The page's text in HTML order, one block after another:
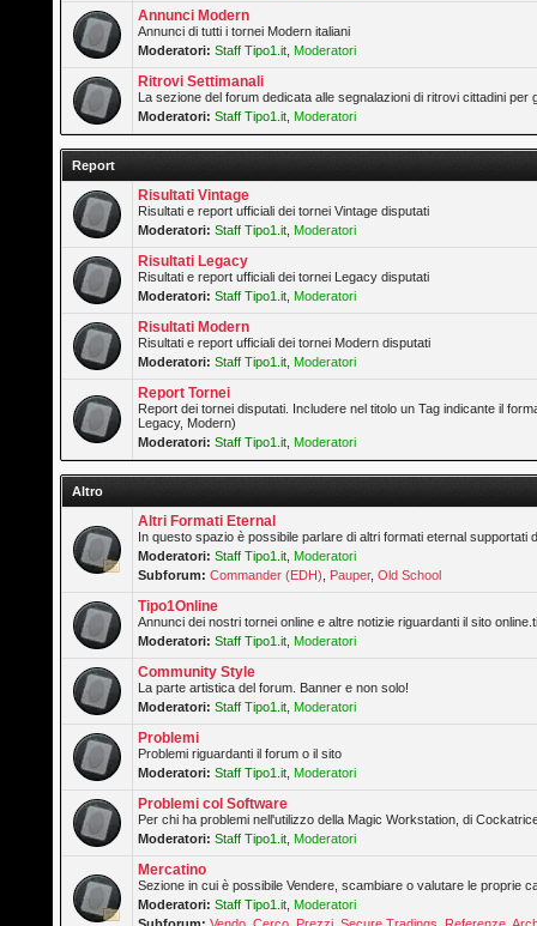
Annunci Modern
Annunci di tutti i tornei Modern italiani
Moderatori: Staff Tipo1.it Moderatori
Ritrovi Settimanali
La sezione del forum dedicata alle segnalazioni di ritrovi cittadini per
Moderatori: Staff Tipo1.it Moderatori
Report
Risultati Vintage
Risultati e report ufficiali dei tornei Vintage disputati
Moderatori: Staff Tipo1.it Moderatori
Risultati Legacy
Risultati e report ufficiali dei tornei Legacy disputati
Moderatori: Staff Tipo1.it Moderatori
Risultati Modern
Risultati e report ufficiali dei tornei Modern disputati
Moderatori: Staff Tipo1.it Moderatori
Report Tornei
Report dei tornei disputati. Includere nel titolo un Tag indicante il
Legacy, Modern)
Moderatori: Staff Tipo1.it Moderatori
Altro
Altri Formati Eternal
In questo spazio è possibile parlare di altri formati eternal supportati
Moderatori: Staff Tipo1.it Moderatori
Subforum:Commander (EDH) Pauper,Old School
Tipo1Online
Annunci dei nostri tornei online e altre notizie riguardanti il sito
Moderatori: Staff Tipo1.it Moderatori
Community Style
La parte artistica del forum. Banner e non solo!
Moderatori: Staff Tipo1.it Moderatori
Problemi
Problemi riguardanti il forum o il sito
Moderatori: Staff Tipo1.it Moderatori
Problemi col Software
Per chi ha problemi nell'utilizzo della Magic Workstation, di
Moderatori: Staff Tipo1.it Moderatori
Mercatino
Sezione in cui è possibile Vendere, scambiare o valutare le proprie
Moderatori: Staff Tipo1.it Moderatori